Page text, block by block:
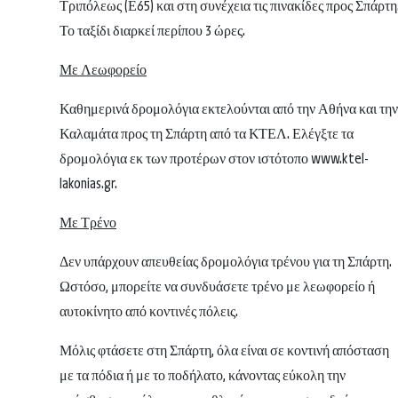
Τριπόλεως (Ε65) και στη συνέχεια τις πινακίδες προς
Το ταξίδι διαρκεί περίπου 3 ώρες.
Με Λεωφορείο
Καθημερινά δρομολόγια εκτελούνται από την Αθήνα και την
Καλαμάτα προς τη Σπάρτη από τα ΚΤΕΛ. Ελέγξτε τα
δρομολόγια εκ των προτέρων στον ιστότοπο www.ktel-
lakonias.gr.
Με Τρένο
Δεν υπάρχουν απευθείας δρομολόγια τρένου για τη Σπάρτη.
Ωστόσο, μπορείτε να συνδυάσετε τρένο με λεωφορείο ή
αυτοκίνητο από κοντινές πόλεις.
Μόλις φτάσετε στη Σπάρτη, όλα είναι σε κοντινή απόσταση
με τα πόδια ή με το ποδήλατο, κάνοντας εύκολη την